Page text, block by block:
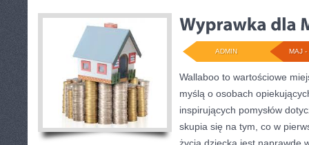
MAJ -
ADMIN
Wallaboo to wartościowe
myślą o osobach
inspirujących pomysłów
skupia się na tym, co w